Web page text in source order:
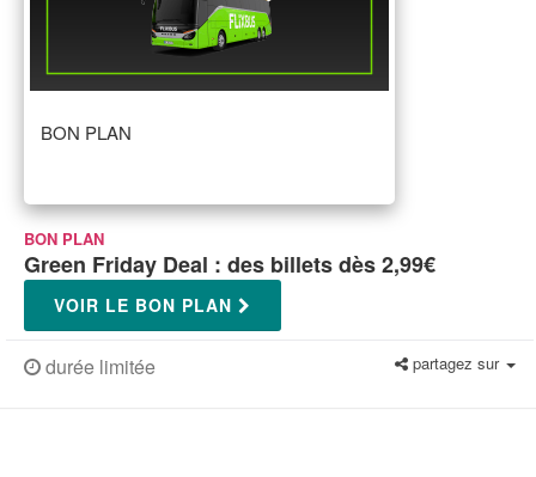
BON PLAN
BON PLAN
Green Friday Deal : des billets dès 2,99€
VOIR LE BON PLAN
durée limitée partagez sur